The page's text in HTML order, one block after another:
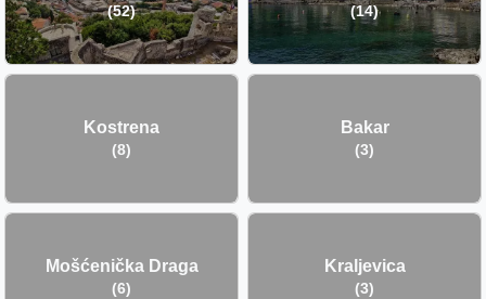
(52) (14)
Kostrena
(8)
Bakar
(3)
Mošćenička Draga
(6)
Kraljevica
(3)